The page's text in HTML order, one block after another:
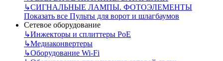
↳СИГНАЛЬНЫЕ ЛАМПЫ. ФОТОЭЛЕМЕНТЫ
Показать все Пульты для ворот и шлагбаумов
Сетевое оборудование
↳Инжекторы и сплиттеры РоЕ
↳Медиаконвертеры
↳Оборудование Wi-Fi